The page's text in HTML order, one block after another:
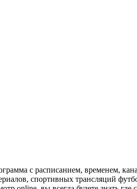
с расписанием, временем,
спортивных трансляций